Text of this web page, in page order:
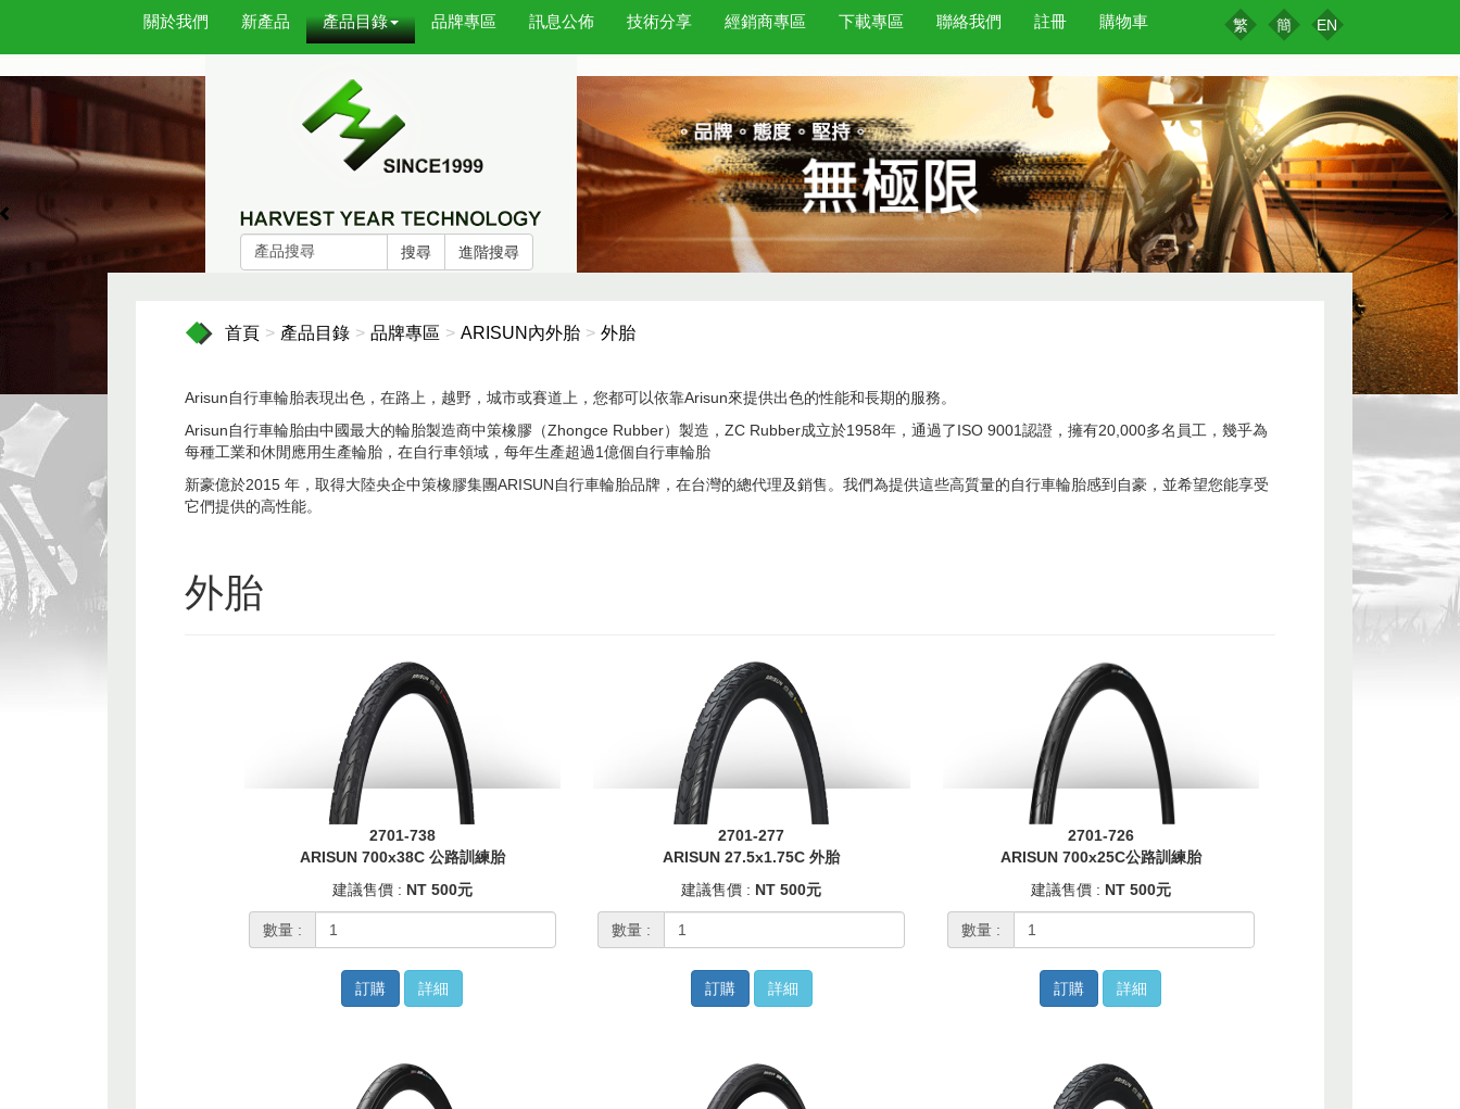
關於我們 新產品 產品目錄 品牌專區 訊息公佈 技術分享 經銷商專區 下載專區 聯絡我們 註冊 購物車 繁 簡 EN
搜尋 進階搜尋
首頁 產品目錄 品牌專區 ARISUN內外胎 外胎
Arisun自行車輪胎表現出色，在路上，越野，城市或賽道上，您都可以依靠Arisun來提供出色的性能和長期的服務。
Arisun自行車輪胎由中國最大的輪胎製造商中策橡膠（Zhongce Rubber）製造，ZC Rubber成立於1958年，通過了ISO 9001認證，擁有20,000多名員工，幾乎為
每種工業和休閒應用生產輪胎，在自行車領域，每年生產超過1億個自行車輪胎
新豪億於2015 年，取得大陸央企中策橡膠集團ARISUN自行車輪胎品牌，在台灣的總代理及銷售。我們為提供這些高質量的自行車輪胎感到自豪，並希望您能享受
它們提供的高性能。
外胎
2701-738
ARISUN 700x38C 公路訓練胎
建議售價 : NT 500元
數量 :
訂購 詳細
2701-277
ARISUN 27.5x1.75C 外胎
建議售價 : NT 500元
數量 :
訂購 詳細
2701-726
ARISUN 700x25C公路訓練胎
建議售價 : NT 500元
數量 :
訂購 詳細